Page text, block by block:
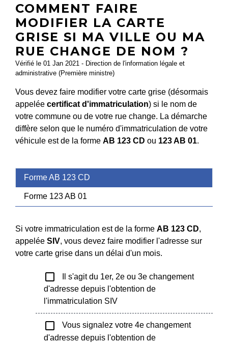
COMMENT FAIRE
MODIFIER LA CARTE
GRISE SI MA VILLE OU MA
RUE CHANGE DE NOM ?
Vérifié le 01 Jan 2021 - Direction de l'information légale et
administrative (Première ministre)
Vous devez faire modifier votre carte grise (désormais
appelée certificat d'immatriculation) si le nom de
votre commune ou de votre rue change. La démarche
diffère selon que le numéro d'immatriculation de votre
véhicule est de la forme AB 123 CD ou 123 AB 01.
Forme AB 123 CD
Forme 123 AB 01
Si votre immatriculation est de la forme AB 123 CD,
appelée SIV, vous devez faire modifier l'adresse sur
votre carte grise dans un délai d'un mois.
check_box_outline_blank
Il s'agit du 1er, 2e ou 3e changement
d'adresse depuis l'obtention de
l'immatriculation SIV
check_box_outline_blank
Vous signalez votre 4e changement
d'adresse depuis l'obtention de